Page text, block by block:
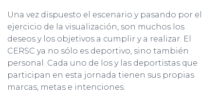
Una vez dispuesto el escenario y pasando por el
ejercicio de la visualización, son muchos los
deseos y los objetivos a cumplir y a realizar. El
CERSC ya no sólo es deportivo, sino también
personal. Cada uno de los y las deportistas que
participan en esta jornada tienen sus propias
marcas, metas e intenciones.